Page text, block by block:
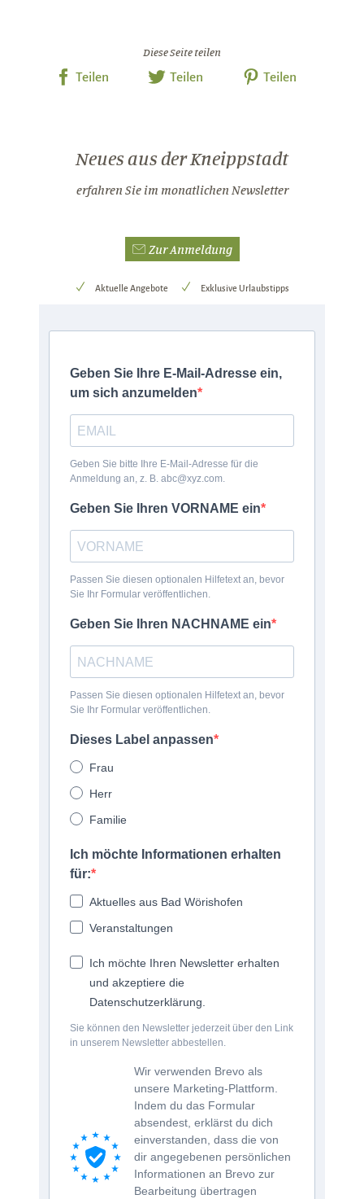
Diese Seite teilen
Teilen Teilen Teilen
Neues aus der Kneippstadt
erfahren Sie im monatlichen Newsletter
Zur Anmeldung
Aktuelle Angebote Exklusive Urlaubstipps
Geben Sie Ihre E-Mail-Adresse ein,
um sich anzumelden
Geben Sie bitte Ihre E-Mail-Adresse für die
Anmeldung an, z. B. abc@xyz.com.
Geben Sie Ihren VORNAME ein
Passen Sie diesen optionalen Hilfetext an, bevor
Sie Ihr Formular veröffentlichen.
Geben Sie Ihren NACHNAME ein
Passen Sie diesen optionalen Hilfetext an, bevor
Sie Ihr Formular veröffentlichen.
Dieses Label anpassen
Frau
Herr
Familie
Ich möchte Informationen erhalten
für:
Aktuelles aus Bad Wörishofen
Veranstaltungen
Ich möchte Ihren Newsletter erhalten
und akzeptiere die
Datenschutzerklärung.
Sie können den Newsletter jederzeit über den Link
in unserem Newsletter abbestellen.
Wir verwenden Brevo als
unsere Marketing-Plattform.
Indem du das Formular
absendest, erklärst du dich
einverstanden, dass die von
dir angegebenen persönlichen
Informationen an Brevo zur
Bearbeitung übertragen